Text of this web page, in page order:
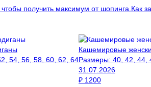
получить максимум от шопинга. Как
54, 56, 58, 60, 62, 64
Кашемировые
Размеры: 40, 42, 44,
31.07.2026
₽ 1200